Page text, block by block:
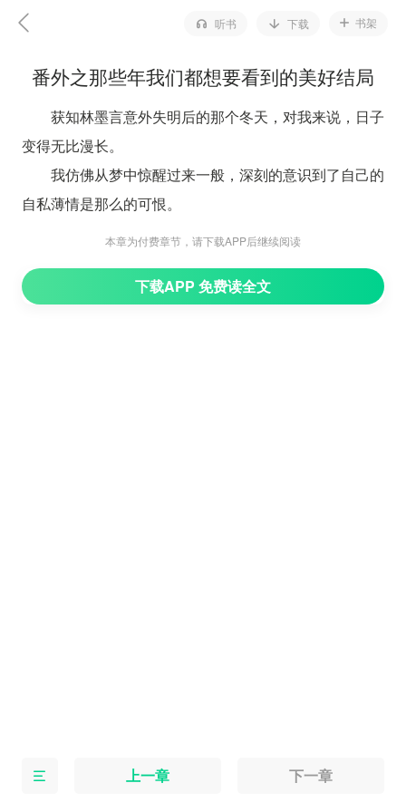
听书 下载 书架
番外之那些年我们都想要看到的美好结局
获知林墨言意外失明后的那个冬天，对我来说，日子
变得无比漫长。
我仿佛从梦中惊醒过来一般，深刻的意识到了自己的
自私薄情是那么的可恨。
丁子宁离开时，说三个月后再来，我猜不到他再来的
林墨言一直希望我能过得宁静平安，我想，我已经欠
本章为付费章节，请下载APP后继续阅读
下载APP 免费读全文
上一章 下一章